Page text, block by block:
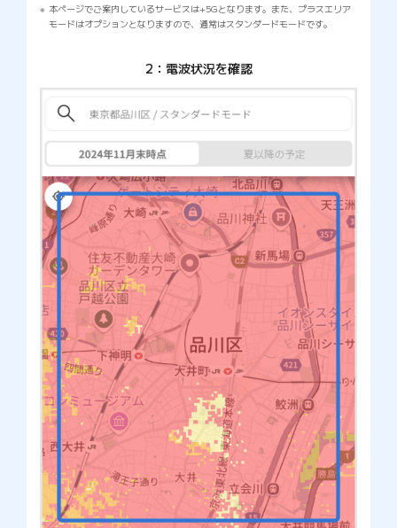
本ページでご案内しているサービスは+5Gとなります。また、プラスエリア
モードはオプションとなりますので、通常はスタンダードモードです。
2：電波状況を確認